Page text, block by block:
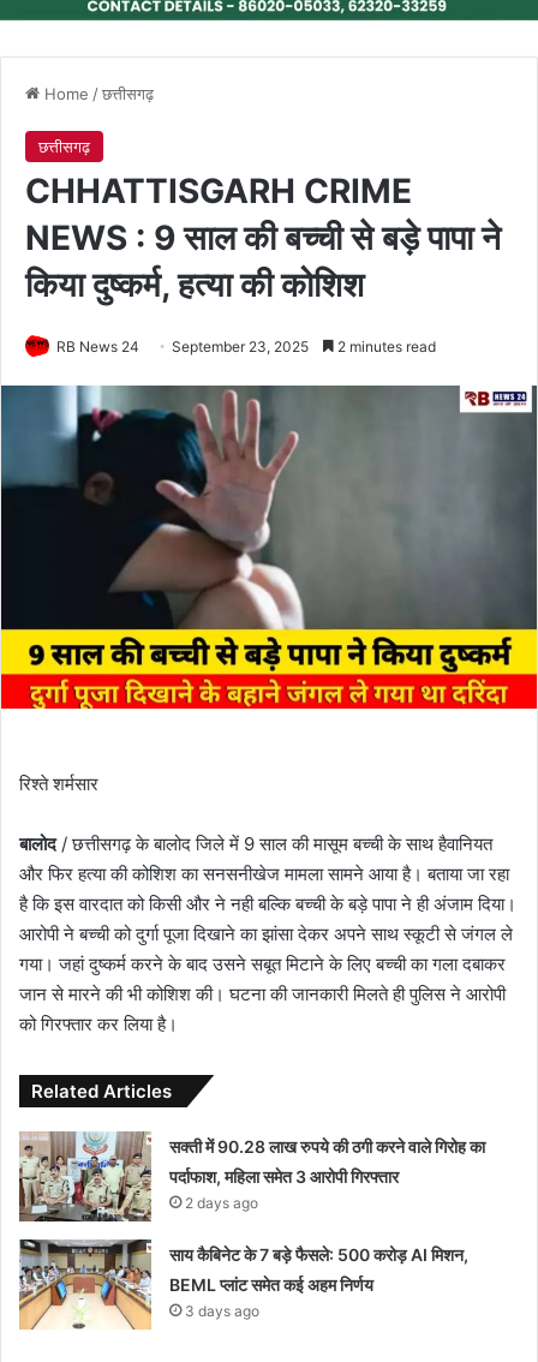
Home /छत्तीसगढ़
छत्तीसगढ़
CHHATTISGARH CRIME
NEWS : 9 साल की बच्ची से बड़े पापा ने
किया दुष्कर्म, हत्या की कोशिश
RB News 24 September 23, 2025 2 minutes read
रिश्ते शर्मसार
बालोद/ छत्तीसगढ़ के बालोद जिले में 9 साल की मासूम बच्ची के साथ हैवानियत
और फिर हत्या की कोशिश का सनसनीखेज मामला सामने आया है। बताया जा रहा
है कि इस वारदात को किसी और ने नही बल्कि बच्ची के बड़े पापा ने ही अंजाम दिया।
आरोपी ने बच्ची को दुर्गा पूजा दिखाने का झांसा देकर अपने साथ स्कूटी से जंगल ले
गया। जहां दुष्कर्म करने के बाद उसने सबूत मिटाने के लिए बच्ची का गला दबाकर
जान से मारने की भी कोशिश की। घटना की जानकारी मिलते ही पुलिस ने आरोपी
को गिरफ्तार कर लिया है।
Related Articles
सक्ती में 90.28 लाख रुपये की ठगी करने वाले गिरोह का
पर्दाफाश, महिला समेत 3 आरोपी गिरफ्तार
2 days ago
साय कैबिनेट के 7 बड़े फैसले: 500 करोड़ AI मिशन,
BEML प्लांट समेत कई अहम निर्णय
3 days ago